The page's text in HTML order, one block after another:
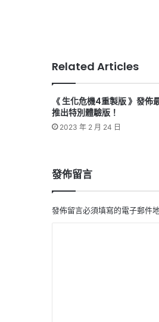
Related Articles
《 生化危機4重製版 》發佈
推出特別體驗版！
2023 年 2 月 24 日
發佈留言
發佈留言必須填寫的電子郵件